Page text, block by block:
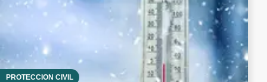
PROTECCIÓN CIVIL